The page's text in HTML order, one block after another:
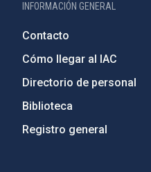
INFORMACIÓN GENERAL
Contacto
Cómo llegar al IAC
Directorio de personal
Biblioteca
Registro general